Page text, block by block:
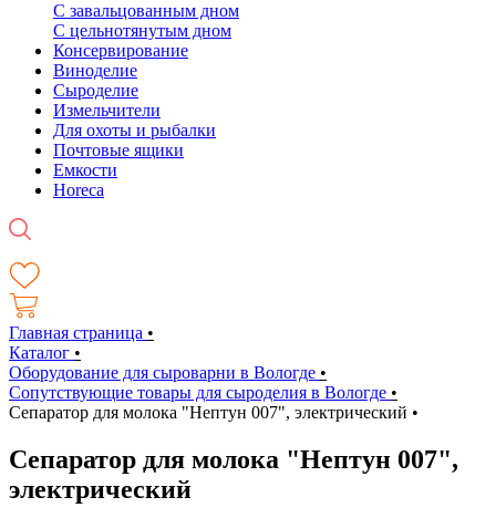
С завальцованным дном
С цельнотянутым дном
Консервирование
Виноделие
Сыроделие
Измельчители
Для охоты и рыбалки
Почтовые ящики
Емкости
Horeca
Главная страница •
Каталог •
Оборудование для сыроварни в Вологде •
Сопутствующие товары для сыроделия в Вологде •
Сепаратор для молока "Нептун 007", электрический •
Сепаратор для молока "Нептун 007",
электрический